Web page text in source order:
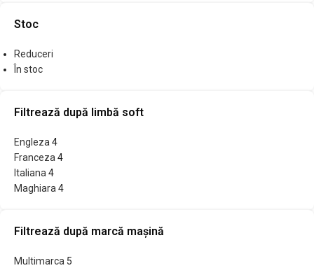
Stoc
Reduceri
În stoc
Filtrează după limbă soft
Engleza4
Franceza4
Italiana4
Maghiara4
Filtrează după marcă mașină
Multimarca 5